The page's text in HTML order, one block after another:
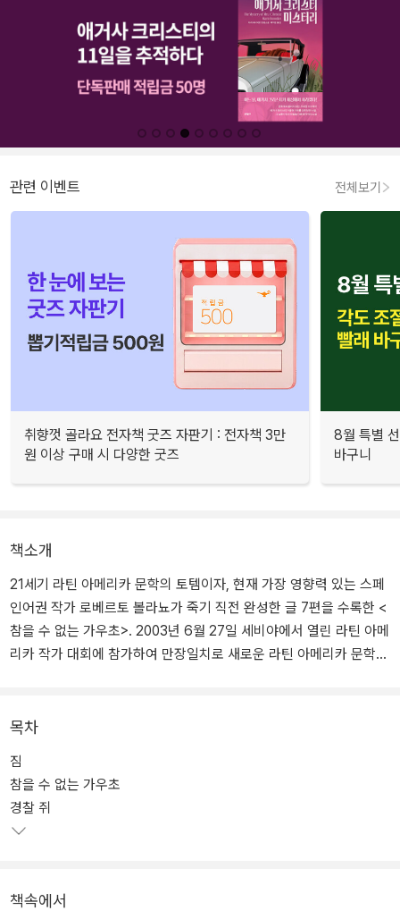
관련 이벤트 전체보기
취향껏 골라요 전자책 굿즈 자판기 : 전자책 3만
원 이상 구매 시 다양한 굿즈
8월 특별
바구니
책소개
21세기 라틴 아메리카 문학의 토템이자, 현재 가장 영향력 있는 스페
인어권 작가 로베르토 볼라뇨가 죽기 직전 완성한 글 7편을 수록한 <
참을 수 없는 가우초>. 2003년 6월 27일 세비야에서 열린 라틴 아메
리카 작가 대회에 참가하여 만장일치로 새로운 라틴 아메리카 문학의
이 책은 제목과 같은 참을 수 없는 가우초들, 불을 뱉는 사람과 그를
지켜보는 세상에서 가장 슬픈 사람, 주위의 시선과 권위에 억눌린 인
간의 모습을 빗댄 쥐, 표절 행위와 아이러니하게도 그를 자신의 최고
의 독자로 받아들이게 되는 작가, 수도복을 입은 살인자와 수도사가
디쓴 독설을 담은 2편의 에세이로 이루어져 있다.
목차
짐
참을 수 없는 가우초
경찰 쥐
책속에서